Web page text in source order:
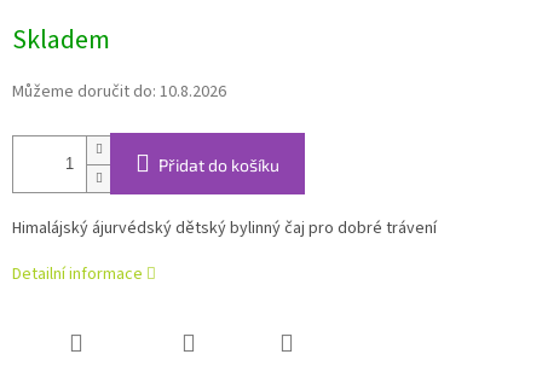
Skladem
Můžeme doručit do: 10.8.2026
Přidat do košíku
Himalájský ájurvédský dětský bylinný čaj pro dobré trávení
Detailní informace